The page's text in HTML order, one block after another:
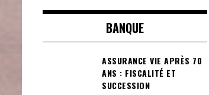
Lfinance
Toute l'actualité financière,
marché, fiscalité, banque et guide
BANQUE
ASSURANCE VIE APRÈS 70
ANS : FISCALITÉ ET
SUCCESSION